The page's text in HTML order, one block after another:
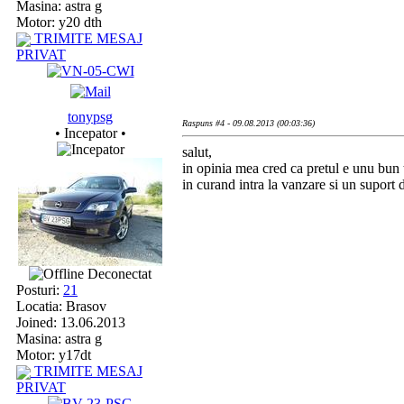
Masina: astra g
Motor: y20 dth
TRIMITE MESAJ
PRIVAT
tonypsg
• Incepator •
Deconectat
Posturi: 21
Locatia: Brasov
Joined: 13.06.2013
Masina: astra g
Motor: y17dt
TRIMITE MESAJ
PRIVAT
Raspuns #4 - 09.08.2013 (00:03:36)
salut,
in opinia mea cred ca pretul e unu
in curand intra la vanzare si un suport